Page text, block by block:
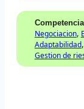
Negociacion,
Adaptabilidad,
Gestion de